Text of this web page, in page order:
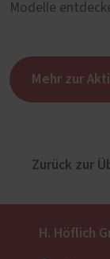
Modelle
Mehr zur
Zurück zur
H. Höflich